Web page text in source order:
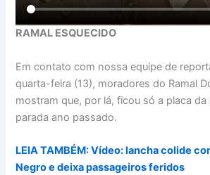
RAMAL ESQUECIDO
Em contato com nossa equipe de
quarta-feira (13), moradores do Ramal
mostram que, por lá, ficou só a placa da
parada ano passado.
LEIA TAMBÉM: Vídeo: lancha colide
Negro e deixa passageiros feridos